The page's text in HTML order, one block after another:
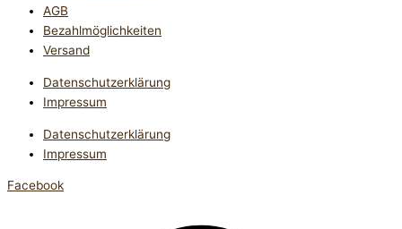
AGB
Bezahlmöglichkeiten
Versand
Datenschutzerklärung
Impressum
Datenschutzerklärung
Impressum
Facebook